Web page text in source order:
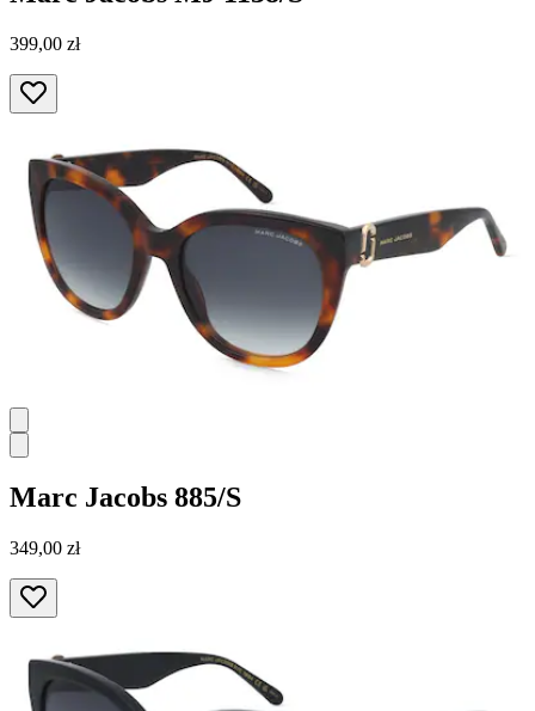
399,00 zł
Marc Jacobs 885/S
349,00 zł